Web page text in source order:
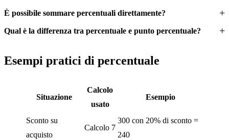
È possibile sommare percentuali direttamente?
Qual è la differenza tra percentuale e punto percentuale?
Esempi pratici di percentuale
Situazione
Calcolo
usato
Esempio
Sconto su
acquisto
Calcolo 7
300 con 20% di sconto =
240